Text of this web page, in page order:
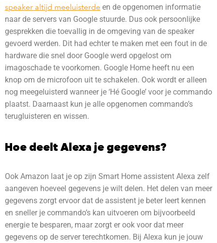
speaker altijd meeluisterde en de opgenomen informatie
naar de servers van Google stuurde. Dus ook persoonlijke
gesprekken die toevallig in de omgeving van de speaker
gevoerd werden. Dit had echter te maken met een fout in de
hardware die snel door Google werd opgelost om
imagoschade te voorkomen. Google Home heeft nu een
knop om de microfoon uit te schakelen. Ook wordt er alleen
nog meegeluisterd wanneer je ‘Hé Google’ voor je commando
plaatst. Daarnaast kun je alle opgenomen commando’s
terugluisteren en wissen.
Hoe deelt Alexa je gegevens?
Ook Amazon laat je op zijn Smart Home assistent Alexa zelf
aangeven hoeveel gegevens je wilt delen. Het delen van meer
gegevens zorgt ervoor dat de assistent je beter leert kennen
en sneller je commando’s kan uitvoeren om bijvoorbeeld
energie te besparen, maar zorgt er ook voor dat meer
gegevens op de server terechtkomen. Bij Alexa kun je jouw